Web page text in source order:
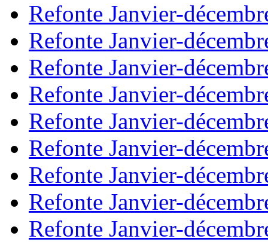
Refonte Janvier-
Refonte Janvier-
Refonte Janvier-
Refonte Janvier-
Refonte Janvier-
Refonte Janvier-
Refonte Janvier-
Refonte Janvier-
Refonte Janvier-